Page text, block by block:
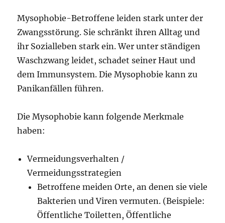
Mysophobie-Betroffene leiden stark unter der
Zwangsstörung. Sie schränkt ihren Alltag und
ihr Sozialleben stark ein. Wer unter ständigen
Waschzwang leidet, schadet seiner Haut und
dem Immunsystem. Die Mysophobie kann zu
Panikanfällen führen.
Die Mysophobie kann folgende Merkmale
haben:
Vermeidungsverhalten /
Vermeidungsstrategien
Betroffene meiden Orte, an denen sie viele
Bakterien und Viren vermuten. (Beispiele:
Öffentliche Toiletten, Öffentliche